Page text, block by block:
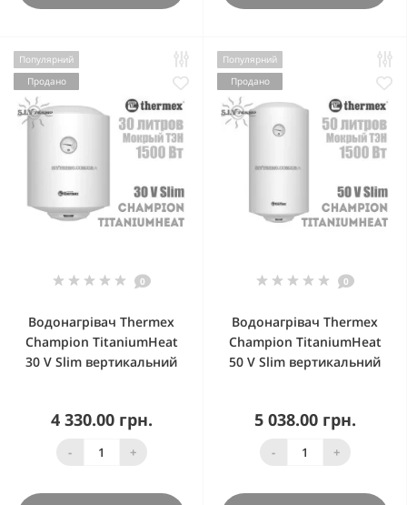
Популярний
Продано
0
Водонагрівач Thermex
Champion TitaniumHeat
30 V Slim вертикальний
4 330.00 грн.
- +
Популярний
Продано
0
Водонагрівач Thermex
Champion TitaniumHeat
50 V Slim вертикальний
5 038.00 грн.
- +